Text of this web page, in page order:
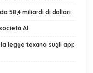
58,4 miliardi di dollari
AI
legge texana sugli app